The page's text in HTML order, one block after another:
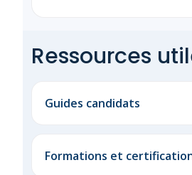
Ressources
Guides candidats
Formations et